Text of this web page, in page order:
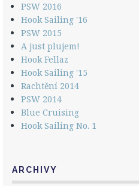
PSW 2016
Hook Sailing '16
PSW 2015
A just plujem!
Hook Fellaz
Hook Sailing '15
Rachtění 2014
PSW 2014
Blue Cruising
Hook Sailing No. 1
ARCHIVY